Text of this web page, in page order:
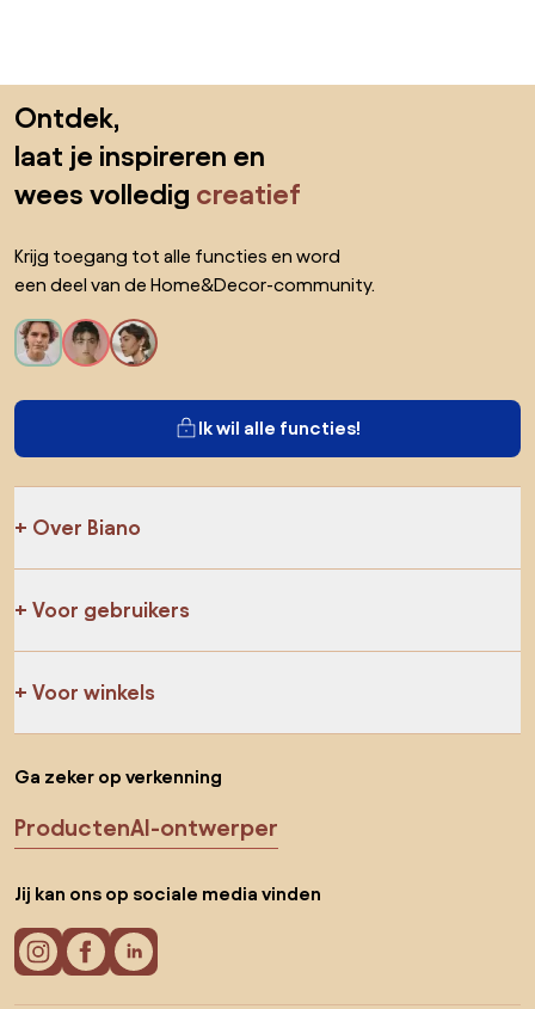
Ontdek,
laat je inspireren en
wees volledig creatief
Krijg toegang tot alle functies en word
een deel van de Home&Decor-community.
Ik wil alle functies!
Over Biano
Voor gebruikers
Voor winkels
Ga zeker op verkenning
ProductenAI-ontwerper
Jij kan ons op sociale media vinden